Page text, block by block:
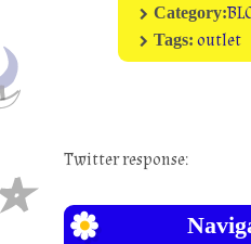
Category:
Tags: outlet
Twitter response: